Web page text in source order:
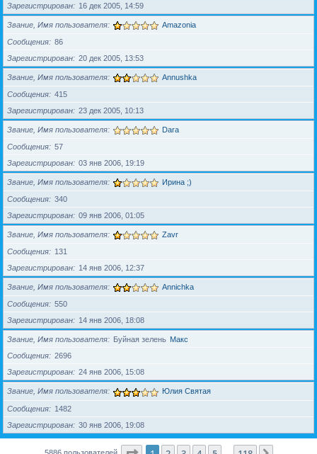
Зарегистрирован
16 дек 2005, 14:59
Звание, Имя пользователя Amazonia
Сообщения
86
Зарегистрирован
20 дек 2005, 13:53
Звание, Имя пользователя Annushka
Сообщения
415
Зарегистрирован
23 дек 2005, 10:13
Звание, Имя пользователя Dara
Сообщения
57
Зарегистрирован
03 янв 2006, 19:19
Звание, Имя пользователя Ирина ;)
Сообщения
340
Зарегистрирован
09 янв 2006, 01:05
Звание, Имя пользователя Zavr
Сообщения
131
Зарегистрирован
14 янв 2006, 12:37
Звание, Имя пользователя Annichka
Сообщения
550
Зарегистрирован
14 янв 2006, 18:08
Звание, Имя пользователя Буйная зелень Макс
Сообщения
2696
Зарегистрирован
24 янв 2006, 15:08
Звание, Имя пользователя Юлия Святая
Сообщения
1482
Зарегистрирован
30 янв 2006, 19:08
5886 пользователей